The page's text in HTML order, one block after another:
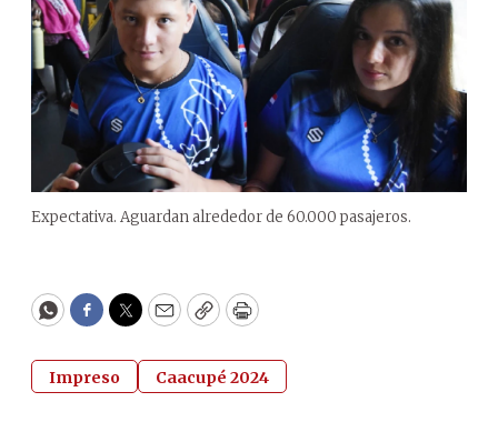
Expectativa. Aguardan alrededor de 60.000 pasajeros.
WhatsApp
Facebook
Twitter
EmailCopyPrint
Impreso Caacupé 2024